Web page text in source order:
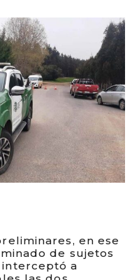
en ese
de sujetos
interceptó a